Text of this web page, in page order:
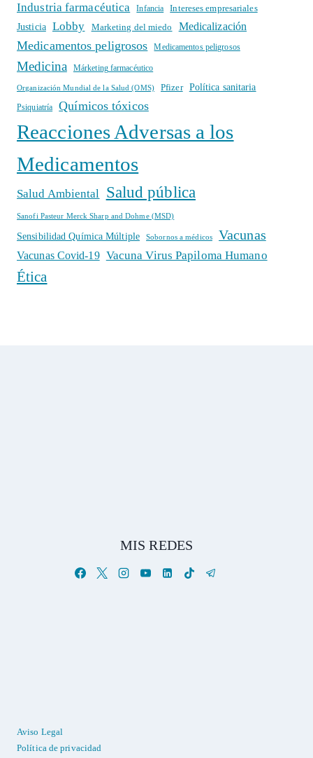
Industria farmacéutica Infancia
Intereses empresariales
Justicia
Lobby Marketing del miedo Medicalización
Medicamentos peligrosos Medicamentos peligrosos
Medicina Márketing farmacéutico
Organización Mundial de la Salud (OMS) Pfizer Política sanitaria
Psiquiatría Químicos tóxicos
Reacciones Adversas a los
Medicamentos
Salud Ambiental Salud pública
Sanofi Pasteur Merck Sharp and Dohme (MSD)
Sensibilidad Química Múltiple Sobornos a médicos Vacunas
Vacunas Covid-19 Vacuna Virus Papiloma Humano
Ética
MIS REDES
Aviso Legal
Política de privacidad